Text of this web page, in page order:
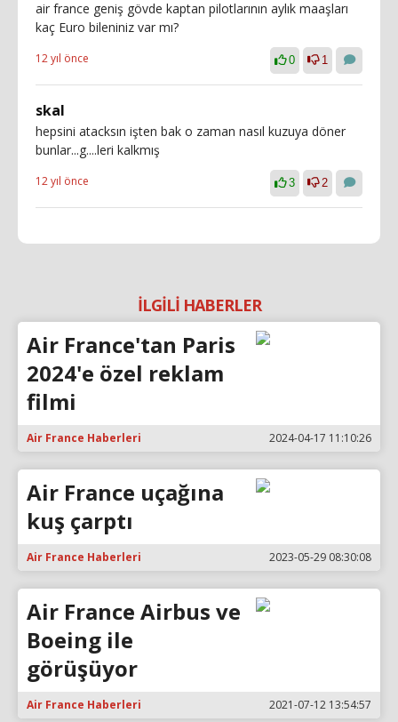
air france geniş gövde kaptan pilotlarının aylık maaşları
kaç Euro bileniniz var mı?
12 yıl önce 0 1
skal
hepsini atacksın işten bak o zaman nasıl kuzuya döner
bunlar...g....leri kalkmış
12 yıl önce 3 2
İLGİLİ HABERLER
Air France'tan Paris
2024'e özel reklam
filmi
Air France Haberleri 2024-04-17 11:10:26
Air France uçağına
kuş çarptı
Air France Haberleri 2023-05-29 08:30:08
Air France Airbus ve
Boeing ile
görüşüyor
Air France Haberleri 2021-07-12 13:54:57